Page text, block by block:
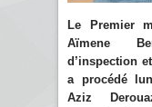
Le Premier
Aïmene
d’inspection
a procédé
Aziz